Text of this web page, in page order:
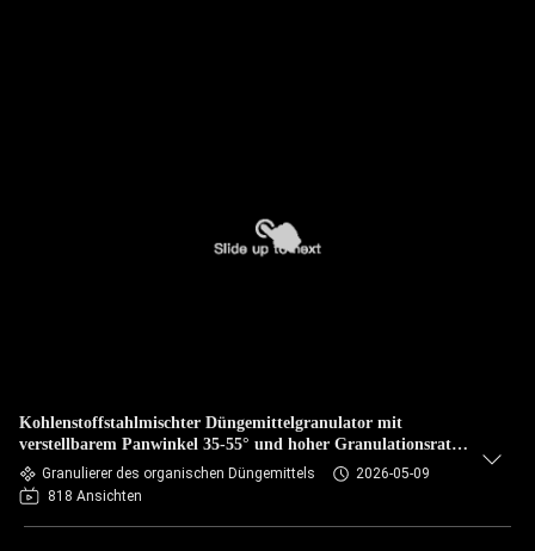
Kohlenstoffstahlmischter Düngemittelgranulator mit
verstellbarem Panwinkel 35-55° und hoher Granulationsrate
93%Granulierer des organischen Düngemittels
2026-05-09
818 Ansichten